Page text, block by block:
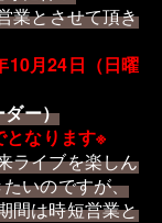
業とさせて頂き
10月24日（日曜
ダー）
となります※
ライブを楽しん
いのですが、
間は時短営業と